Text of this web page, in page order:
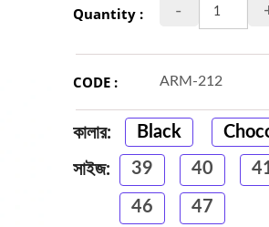
Quantity : -
CODE : ARM-212
কালার: Black
সাইজ: 39 40
46 47